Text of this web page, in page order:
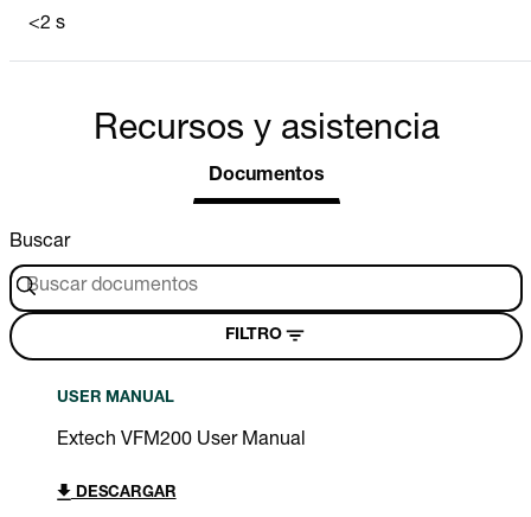
<2 s
Recursos y asistencia
Documentos
Buscar
FILTRO
USER MANUAL
Extech VFM200 User Manual
DESCARGAR